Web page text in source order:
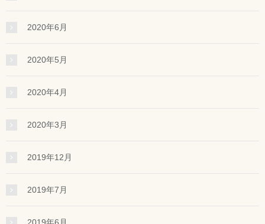
2020年6月
2020年5月
2020年4月
2020年3月
2019年12月
2019年7月